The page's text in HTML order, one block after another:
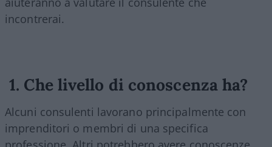
incontrerai.
1. Che livello di conoscenza ha?
Alcuni consulenti lavorano principalmente con
imprenditori o membri di una specifica